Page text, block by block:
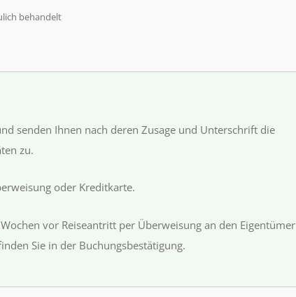
behandelt
senden Ihnen nach deren Zusage und Unterschrift die
zu.
oder Kreditkarte.
vor Reiseantritt per Überweisung an den Eigentümer
Sie in der Buchungsbestätigung.